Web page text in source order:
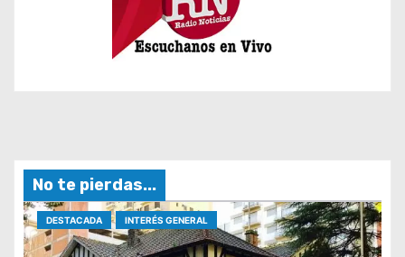
No te pierdas...
DESTACADA INTERÉS GENERAL